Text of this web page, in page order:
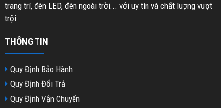
trang trí, đèn LED, đèn ngoài trời... với uy tín và chất lượng vượt
trội
THÔNG TIN
Quy Định Bảo Hành
Quy Định Đổi Trả
Quy Định Vận Chuyển